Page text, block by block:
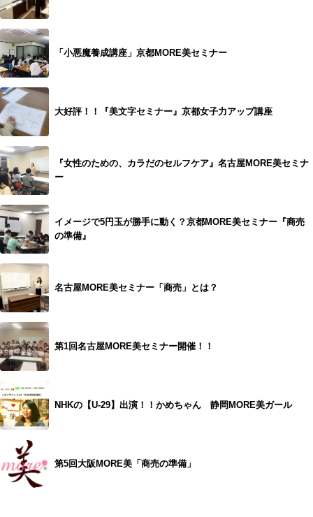
「小悪魔養成講座」京都MORE美セミナー
大好評！！『美文字セミナー』京都女子力アップ講座
『女性のための、カラだのセルフケア』名古屋MORE美セミナ
ー
イメージで5円玉が勝手に動く？京都MORE美セミナー『商売
の準備』
名古屋MORE美セミナー「商売」とは？
第1回名古屋MORE美セミナー開催！！
NHKの【U-29】出演！！かめちゃん 静岡MORE美ガール
第5回大阪MORE美「商売の準備」